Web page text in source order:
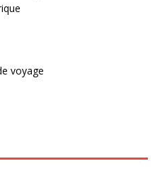
voyage